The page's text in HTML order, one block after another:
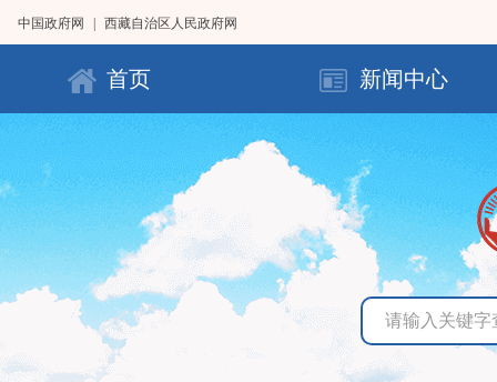
中国政府网 西藏自治区人民政府网
首页 新闻中心